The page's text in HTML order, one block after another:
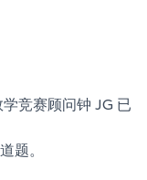
竞赛顾问钟 JG 已
题。